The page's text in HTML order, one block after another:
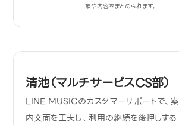
象や内容をまとめられます。
清池（マルチサービスCS部）
LINE MUSICのカスタマーサポートで、案
内文面を工夫し、利用の継続を後押しする